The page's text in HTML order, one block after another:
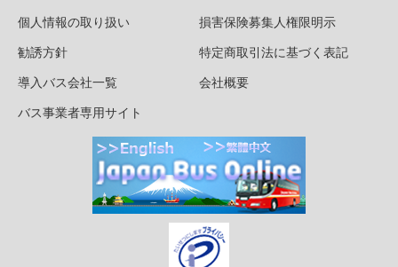
個人情報の取り扱い
損害保険募集人権限明示
勧誘方針
特定商取引法に基づく表記
導入バス会社一覧
会社概要
バス事業者専用サイト